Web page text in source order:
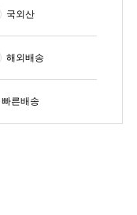
국외산
해외배송
빠른배송